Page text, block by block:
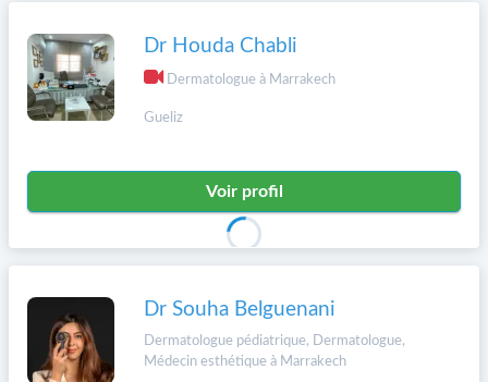
Dr Houda Chabli
Dermatologue à Marrakech
Gueliz
Voir profil
Dr Souha Belguenani
Dermatologue pédiatrique, Dermatologue,
Médecin esthétique à Marrakech